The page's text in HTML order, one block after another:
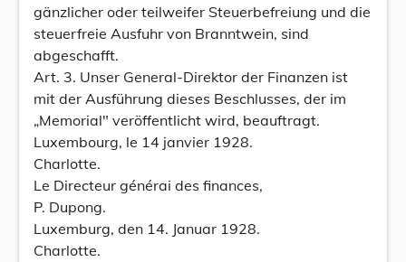
gänzlicher oder teilweifer Steuerbefreiung und die
steuerfreie Ausfuhr von Branntwein, sind
abgeschafft.
Art. 3. Unser General-Direktor der Finanzen ist
mit der Ausführung dieses Beschlusses, der im
„Memorial" veröffentlicht wird, beauftragt.
Luxembourg, le 14 janvier 1928.
Charlotte.
Le Directeur générai des finances,
P. Dupong.
Luxemburg, den 14. Januar 1928.
Charlotte.